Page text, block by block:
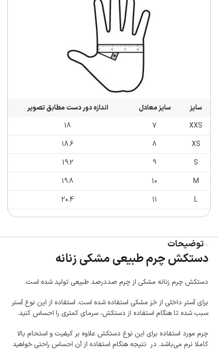
سایز سایز معادل
اندازه دور دست مطابق تصویر
XXS
7
18
XS
8
18.6
S
9
19.2
M
10
19.8
L
11
20.4
توضیحات
دستکش چرم طبیعی مشکی زنانه
دستکش چرم زنانه مشکی از چرم صددرصد طبیعی تولید شده است.
برای آستر داخلی از خز مشکی استفاده شده است. استفاده از این نوع آستر
سبب شده تا هنگام استفاده از دستکش، سرمای کمتری را احساس کنید.
چرم مورد استفاده برای این نوع دستکش علاوه بر کیفیت و استحام بالا
کاملا نرم می‌باشد. در نتیجه هنگام استفاده از آن احساس راحتی خواهید